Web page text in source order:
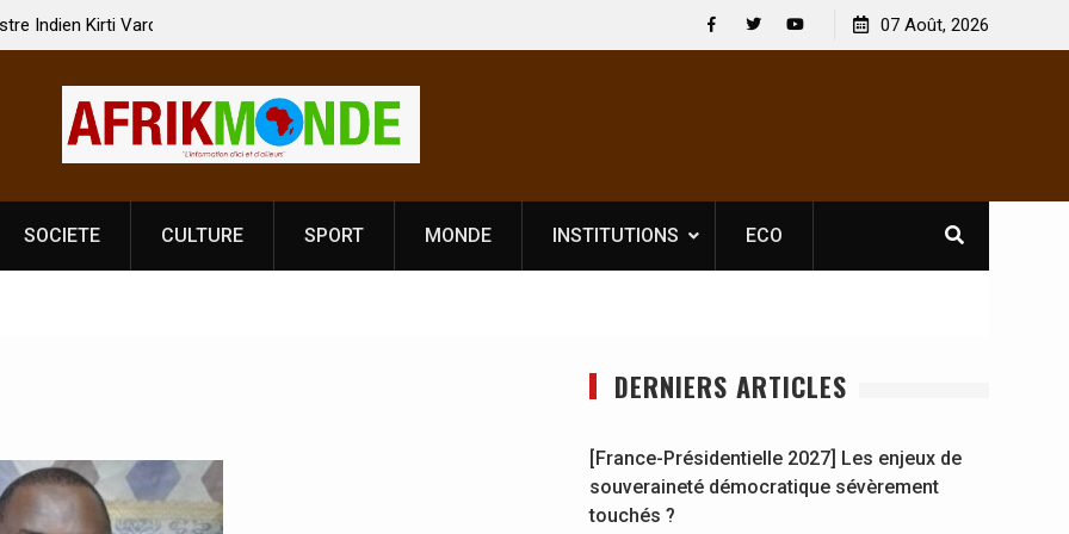
Singh à
de
Côte d’Ivoire, l’opérateur culturel Soldat Jahboy se
prononce
[France-Présidentielle 2027] Les enjeux de
souveraineté démocratique sévèrement touchés ?
07 Août, 2026
SOCIETE CULTURE SPORT MONDE INSTITUTIONS ECO
DERNIERS ARTICLES
[France-Présidentielle 2027] Les enjeux de
souveraineté démocratique sévèrement
touchés ?